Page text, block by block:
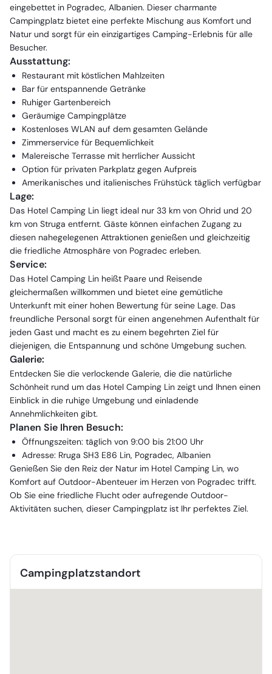
eingebettet in Pogradec, Albanien. Dieser charmante
Campingplatz bietet eine perfekte Mischung aus Komfort und
Natur und sorgt für ein einzigartiges Camping-Erlebnis für alle
Besucher.
Ausstattung:
Restaurant mit köstlichen Mahlzeiten
Bar für entspannende Getränke
Ruhiger Gartenbereich
Geräumige Campingplätze
Kostenloses WLAN auf dem gesamten Gelände
Zimmerservice für Bequemlichkeit
Malereische Terrasse mit herrlicher Aussicht
Option für privaten Parkplatz gegen Aufpreis
Amerikanisches und italienisches Frühstück täglich verfügbar
Lage:
Das Hotel Camping Lin liegt ideal nur 33 km von Ohrid und 20
km von Struga entfernt. Gäste können einfachen Zugang zu
diesen nahegelegenen Attraktionen genießen und gleichzeitig
die friedliche Atmosphäre von Pogradec erleben.
Service:
Das Hotel Camping Lin heißt Paare und Reisende
gleichermaßen willkommen und bietet eine gemütliche
Unterkunft mit einer hohen Bewertung für seine Lage. Das
freundliche Personal sorgt für einen angenehmen Aufenthalt für
jeden Gast und macht es zu einem begehrten Ziel für
diejenigen, die Entspannung und schöne Umgebung suchen.
Galerie:
Entdecken Sie die verlockende Galerie, die die natürliche
Schönheit rund um das Hotel Camping Lin zeigt und Ihnen einen
Einblick in die ruhige Umgebung und einladende
Annehmlichkeiten gibt.
Planen Sie Ihren Besuch:
Öffnungszeiten: täglich von 9:00 bis 21:00 Uhr
Adresse: Rruga SH3 E86 Lin, Pogradec, Albanien
Genießen Sie den Reiz der Natur im Hotel Camping Lin, wo
Komfort auf Outdoor-Abenteuer im Herzen von Pogradec trifft.
Ob Sie eine friedliche Flucht oder aufregende Outdoor-
Aktivitäten suchen, dieser Campingplatz ist Ihr perfektes Ziel.
Campingplatzstandort